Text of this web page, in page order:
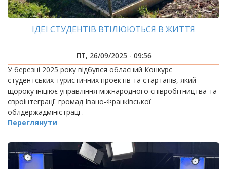
ІДЕЇ СТУДЕНТІВ ВТІЛЮЮТЬСЯ В ЖИТТЯ
ПТ, 26/09/2025 - 09:56
У березні 2025 року відбувся обласний Конкурс
студентських туристичних проектів та стартапів, який
щороку ініціює управління міжнародного співробітництва та
євроінтеграції громад Івано-Франківської
облдержадміністрації.
Переглянути